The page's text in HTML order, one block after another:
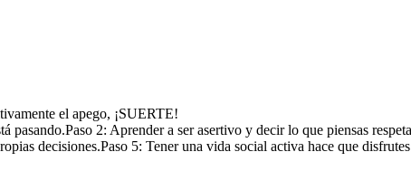
el apego, ¡SUERTE!
pasando.Paso 2: Aprender a ser asertivo y decir lo que piensas
decisiones.Paso 5: Tener una vida social activa hace que